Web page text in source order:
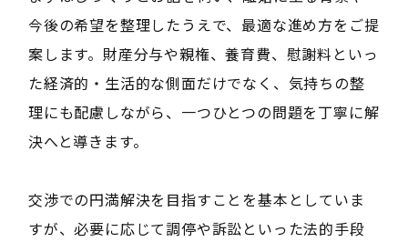
今後の希望を整理したうえで、最適な進め方をご提
案します。財産分与や親権、養育費、慰謝料といっ
た経済的・生活的な側面だけでなく、気持ちの整
理にも配慮しながら、一つひとつの問題を丁寧に解
決へと導きます。
交渉での円満解決を目指すことを基本としていま
すが、必要に応じて調停や訴訟といった法的手段